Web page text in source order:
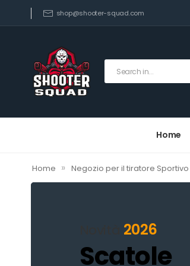
shop@shooter-squad.com
Home
Home » Negozio per il tiratore Sportivo
2026
Scatole